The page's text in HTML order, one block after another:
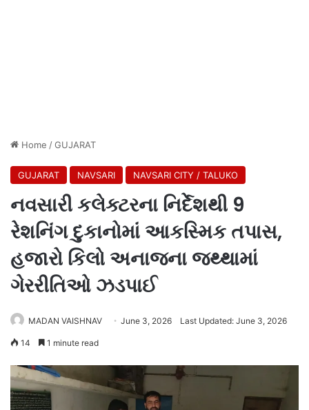
Home /GUJARAT
GUJARAT NAVSARI NAVSARI CITY / TALUKO
નવસારી કલેક્ટરના નિર્દેશથી 9
રેશનિંગ દુકાનોમાં આકસ્મિક તપાસ,
હજારો કિલો અનાજના જથ્થામાં
ગેરરીતિઓ ઝડપાઈ
MADAN VAISHNAV June 3, 2026 Last Updated: June 3, 2026
14 1 minute read